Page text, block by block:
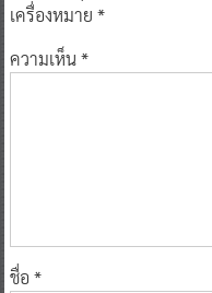
เครื่องหมาย *
ความเห็น*
ชื่อ *